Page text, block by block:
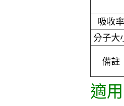
吸收率
分子大
備註
適用